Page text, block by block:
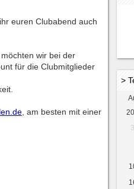
euren Clubabend auch
wir bei der
für die Clubmitglieder
, am besten mit einer
>